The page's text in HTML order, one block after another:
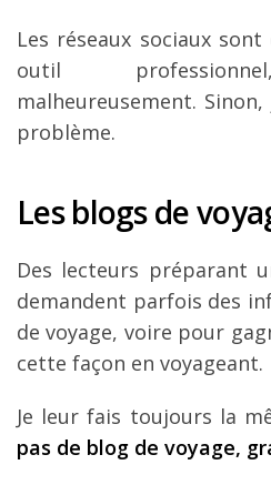
Les réseaux sociaux
outil
malheureusement. Sinon,
problème.
Les blogs de
Des lecteurs préparant
demandent parfois des
de voyage, voire pour
cette façon en voyageant.
Je leur fais toujours la
pas de blog de voyage,